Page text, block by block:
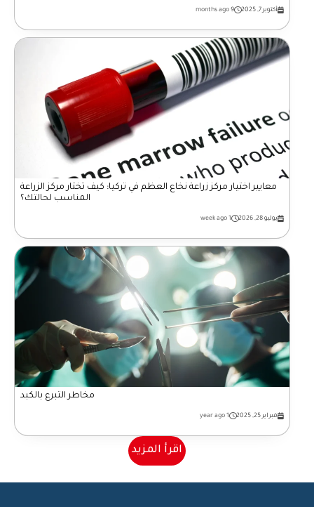
أكتوبر 7, 2025 9 months ago
معايير اختيار مركز زراعة نخاع العظم في تركيا: كيف تختار مركز الزراعة
المناسب لحالتك؟
يوليو 28, 2026 1 week ago
مخاطر التبرع بالكبد
فبراير 25, 2025 1 year ago
اقرأ المزيد